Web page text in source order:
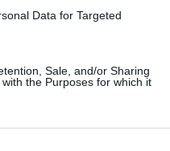
Data for Targeted
Sale, and/or Sharing
the Purposes for which it
πολύ οργανωμένα τα
με το zarpanews.gr.